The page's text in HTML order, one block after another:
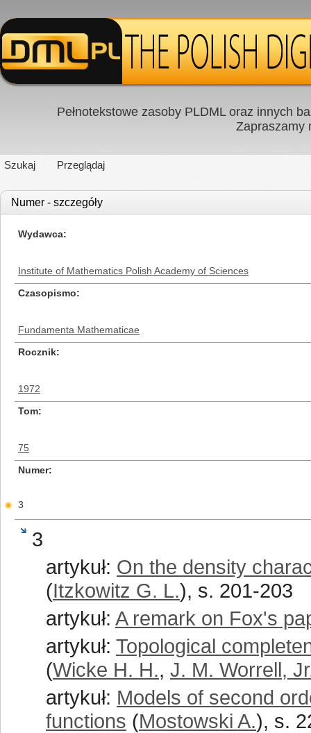
Pełnotekstowe zasoby PLDML oraz innych
Zapraszamy
Szukaj Przeglądaj
Numer - szczegóły
Wydawca
Institute of Mathematics Polish Academy of Sciences
Czasopismo
Fundamenta Mathematicae
Rocznik
1972
Tom
75
Numer
3
3
artykuł: On the density
(Itzkowitz G. L.), s. 201-203
artykuł: A remark on Fox's
artykuł: Topological
(Wicke H. H., J. M. Worrell,
artykuł: Models of second
functions (Mostowski A.), s.